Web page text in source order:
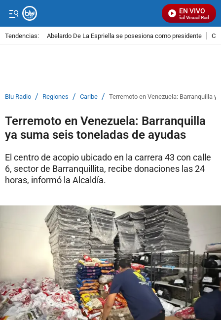
EN VIVO
Señal Visual Radio
Tendencias: Abelardo De La Espriella se posesiona como presidente
Blu Radio / Regiones / Caribe / Terremoto en Venezuela: Barranquilla
Terremoto en Venezuela: Barranquilla
ya suma seis toneladas de ayudas
El centro de acopio ubicado en la carrera 43 con calle
6, sector de Barranquillita, recibe donaciones las 24
horas, informó la Alcaldía.